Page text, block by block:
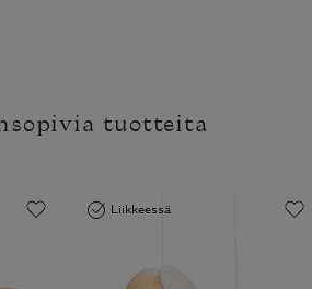
tuotteita
Liikkeessä